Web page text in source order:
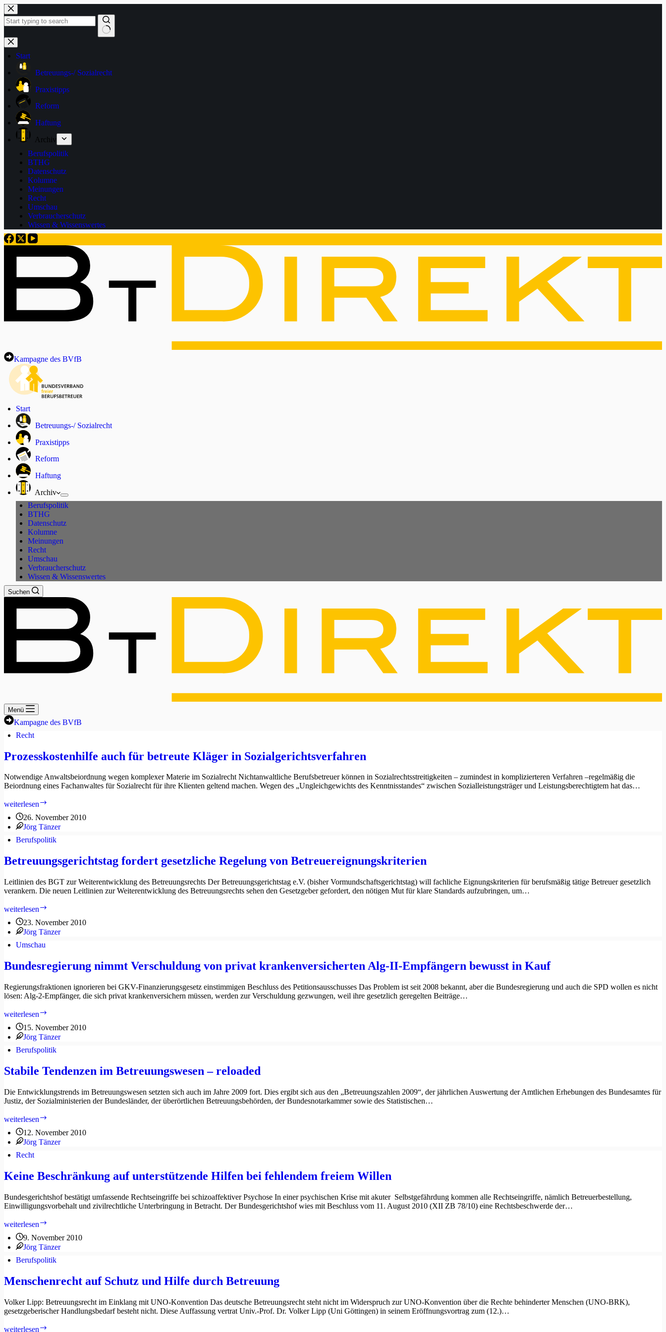
Zum
Inhalt
springen
Keine
Ergebnisse
Start
Betreuungs-/ Sozialrecht
Praxistipps
Reform
Haftung
Archiv
Berufspolitik
BTHG
Datenschutz
Kolumne
Meinungen
Recht
Umschau
Verbraucherschutz
Wissen & Wissenswertes
Kampagne des BVfB
Start
Betreuungs-/ Sozialrecht
Praxistipps
Reform
Haftung
Archiv
Berufspolitik
BTHG
Datenschutz
Kolumne
Meinungen
Recht
Umschau
Verbraucherschutz
Wissen & Wissenswertes
Suchen
Menü
Kampagne des BVfB
Recht
Prozesskostenhilfe auch für betreute Kläger in Sozialgerichtsverfahren
Notwendige Anwaltsbeiordnung wegen komplexer Materie im Sozialrecht Nichtanwaltliche Berufsbetreuer können in Sozialrechtsstreitigkeiten – zumindest in komplizierteren Verfahren –regelmäßig die
Beiordnung eines Fachanwaltes für Sozialrecht für ihre Klienten geltend machen. Wegen des „Ungleichgewichts des Kenntnisstandes“ zwischen Sozialleistungsträger und Leistungsberechtigtem hat das…
weiterlesen
für
betreute
Kläger
Sozialgerichtsverfahren
26. November 2010
Jörg Tänzer
Berufspolitik
Betreuungsgerichtstag fordert gesetzliche Regelung von Betreuereignungskriterien
Leitlinien des BGT zur Weiterentwicklung des Betreuungsrechts Der Betreuungsgerichtstag e.V. (bisher Vormundschaftsgerichtstag) will fachliche Eignungskriterien für berufsmäßig tätige Betreuer gesetzlich
verankern. Die neuen Leitlinien zur Weiterentwicklung des Betreuungsrechts sehen den Gesetzgeber gefordert, den nötigen Mut für klare Standards aufzubringen, um…
weiterlesen
gesetzliche
Regelung
23. November 2010
Jörg Tänzer
Umschau
Bundesregierung nimmt Verschuldung von privat krankenversicherten Alg-II-Empfängern bewusst in Kauf
Regierungsfraktionen ignorieren bei GKV-Finanzierungsgesetz einstimmigen Beschluss des Petitionsausschusses Das Problem ist seit 2008 bekannt, aber die Bundesregierung und auch die SPD wollen es nicht
lösen: Alg-2-Empfänger, die sich privat krankenversichern müssen, werden zur Verschuldung gezwungen, weil ihre gesetzlich geregelten Beiträge…
weiterlesen
Verschuldung
von
privat
Alg-
II-
bewusst
in
15. November 2010
Jörg Tänzer
Berufspolitik
Stabile Tendenzen im Betreuungswesen – reloaded
Die Entwicklungstrends im Betreuungswesen setzten sich auch im Jahre 2009 fort. Dies ergibt sich aus den „Betreuungszahlen 2009“, der jährlichen Auswertung der Amtlichen Erhebungen des Bundesamtes für
Justiz, der Sozialministerien der Bundesländer, der überörtlichen Betreuungsbehörden, der Bundesnotarkammer sowie des Statistischen…
weiterlesen
im
Betreuungswesen
12. November 2010
Jörg Tänzer
Recht
Keine Beschränkung auf unterstützende Hilfen bei fehlendem freiem Willen
Bundesgerichtshof bestätigt umfassende Rechtseingriffe bei schizoaffektiver Psychose In einer psychischen Krise mit akuter Selbstgefährdung kommen alle Rechtseingriffe, nämlich Betreuerbestellung,
Einwilligungsvorbehalt und zivilrechtliche Unterbringung in Betracht. Der Bundesgerichtshof wies mit Beschluss vom 11. August 2010 (XII ZB 78/10) eine Rechtsbeschwerde der…
weiterlesen
auf
unterstützende
Hilfen
fehlendem
freiem
9. November 2010
Jörg Tänzer
Berufspolitik
Menschenrecht auf Schutz und Hilfe durch Betreuung
Volker Lipp: Betreuungsrecht im Einklang mit UNO-Konvention Das deutsche Betreuungsrecht steht nicht im Widerspruch zur UNO-Konvention über die Rechte behinderter Menschen (UNO-BRK),
gesetzgeberischer Handlungsbedarf besteht nicht. Diese Auffassung vertrat Univ.-Prof. Dr. Volker Lipp (Uni Göttingen) in seinem Eröffnungsvortrag zum (12.)…
weiterlesen